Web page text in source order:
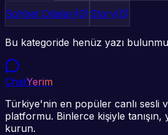
Sohbet Odaları(0) Story(0)
Bu kategoride henüz yazı
ChatYerim
Türkiye'nin en popüler canlı sesli
platformu. Binlerce kişiyle tanışın,
kurun.